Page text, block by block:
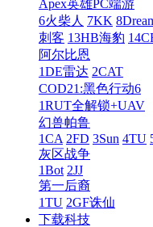
Apex英雄PC端游
6火柴人 7KK
刺客 13HB海豹
阿尔比恩
1DE雷达 2CAT
COD21:黑色行动6
1RUT全解锁+UAV
幻兽帕鲁
1CA 2FD 3Sun 4TU
灰区战争
1Bot 2JJ
第一后裔
1TU 2GF诛仙
下载科技